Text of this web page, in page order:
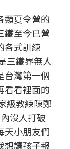
類夏令營的
鐵至今已營
各式訓練
三鐵界無人
台灣第一個
看看裡面的
級教練陳鄭
沒人打破
天小朋友們
想讓孩子報